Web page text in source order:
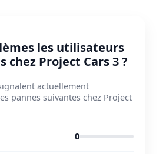
les utilisateurs
chez Project Cars 3 ?
actuellement
pannes suivantes chez Project
0